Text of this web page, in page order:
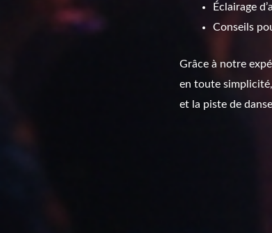
Éclairage
Conseils
Grâce à notre
en toute
et la piste de